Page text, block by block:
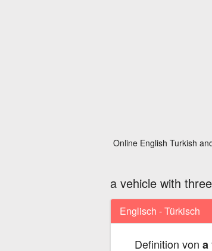
Online English Turkish
a vehicle with
Englisch - Türkisch
Definition von a